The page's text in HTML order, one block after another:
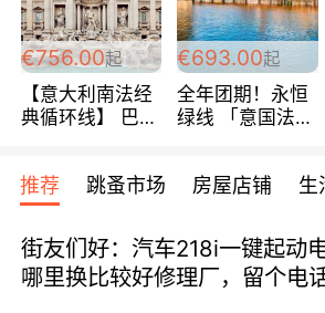
€756.00起
【意大利南法经
典循环线】 巴黎
宾馆 108欧/天起
全程756欧/位
€693.00起
全年团期！永恒
绿线 「意国法
欧/天起 ~包拼房
推荐 跳蚤市场 房屋店铺 生
街友们好：汽车218i一键起动
哪里换比较好修理厂，留个电